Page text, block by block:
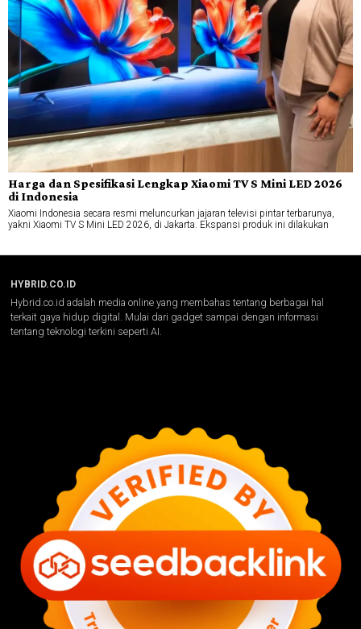
Harga dan Spesifikasi Lengkap Xiaomi TV S Mini LED 2026
di Indonesia
Xiaomi Indonesia secara resmi meluncurkan jajaran televisi pintar terbarunya,
yakni Xiaomi TV S Mini LED 2026, di Jakarta. Ekspansi produk ini dilakukan
HYBRID.CO.ID
Hybrid.co.id adalah media online yang membahas tentang berbagai hal
terkait gaya hidup digital. Mulai dari gadget sampai dengan informasi
tentang teknologi terkini seperti AI.